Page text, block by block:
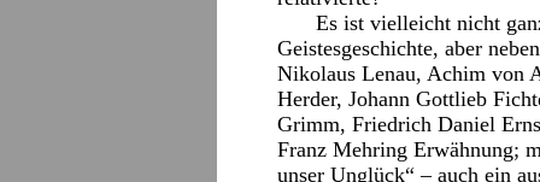
Es ist vielleicht nicht
Geistesgeschichte, aber
Nikolaus Lenau, Achim von
Herder, Johann Gottlieb
Grimm, Friedrich Daniel
Franz Mehring Erwähnung;
unser Unglück“ – auch ein